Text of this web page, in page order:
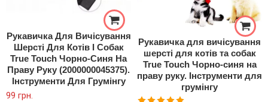
Рукавичка Для Вичісування
Шерсті Для Котів І Собак
True Touch Чорно-Синя На
Праву Руку (2000000045375).
Інструменти Для Грумінгу
99 грн.
Рукавичка для вичісування
шерсті для котів та собак
True Touch Чорно-синя на
праву руку. Інструменти для
грумінгу